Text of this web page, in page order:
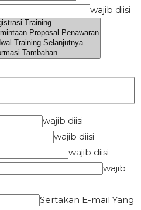
wajib diisi
wajib diisi
wajib diisi
wajib diisi
wajib
Sertakan E-mail Yang